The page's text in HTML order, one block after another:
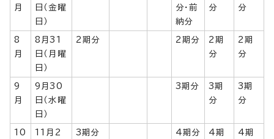
月
日（金曜
日）
分・前
納分
分
分
8
月
8月31
日（月曜
日）
2期分 2期分
2期
分
2期
分
9
月
9月30
日（水曜
日）
3期分
3期
分
3期
分
10
11月2
3期分 4期分
4期
4期